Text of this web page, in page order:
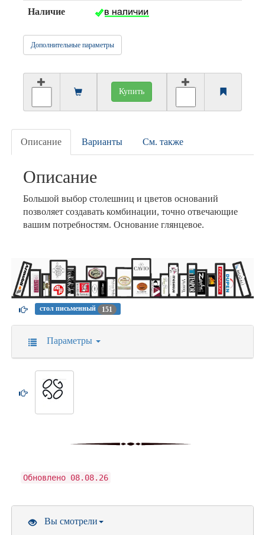
Наличие
Дополнительные параметры
Купить
Описание Варианты См. также
Описание
Большой выбор столешниц и цветов оснований
позволяет создавать комбинации, точно отвечающие
вашим потребностям. Основание глянцевое.
стол письменный 151
Параметры
Обновлено 08.08.26
Вы смотрели